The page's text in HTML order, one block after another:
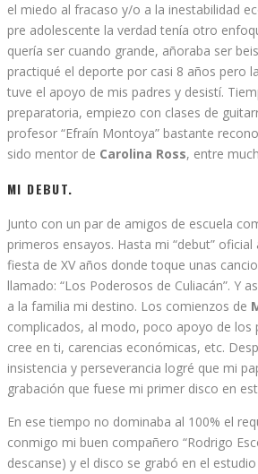
el miedo al fracaso y/o a la inestabilidad
pre adolescente la verdad tenía otro
quería ser cuando grande, añoraba ser
practiqué el deporte por casi 8 años pero
tuve el apoyo de mis padres y desistí.
preparatoria, empiezo con clases de
profesor “Efraín Montoya” bastante
sido mentor de Carolina Ross, entre
MI DEBUT.
Junto con un par de amigos de escuela
primeros ensayos. Hasta mi “debut”
fiesta de XV años donde toque unas
llamado: “Los Poderosos de Culiacán”. Y
a la familia mi destino. Los comienzos de
complicados, al modo, poco apoyo de los
cree en ti, carencias económicas, etc.
insistencia y perseverancia logré que mi
grabación que fuese mi primer disco en
En ese tiempo no dominaba al 100% el
conmigo mi buen compañero “Rodrigo
descanse) y el disco se grabó en el